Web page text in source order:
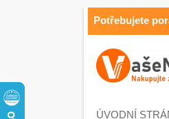
Potřebujete
ÚVODNÍ